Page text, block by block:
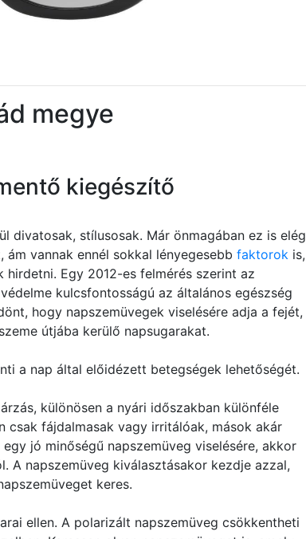
megye
kiegészítő
divatosak, stílusosak. Már önmagában ez is elég
vannak ennél sokkal lényegesebb faktorok is,
Egy 2012-es felmérés szerint az
kulcsfontosságú az általános egészség
hogy napszemüvegek viselésére adja a fejét,
útjába kerülő napsugarakat.
a nap által előidézett betegségek lehetőségét.
különösen a nyári időszakban különféle
csak fájdalmasak vagy irritálóak, mások akár
jó minőségű napszemüveg viselésére, akkor
A napszemüveg kiválasztásakor kezdje azzal,
keres.
ellen. A polarizált napszemüveg csökkentheti